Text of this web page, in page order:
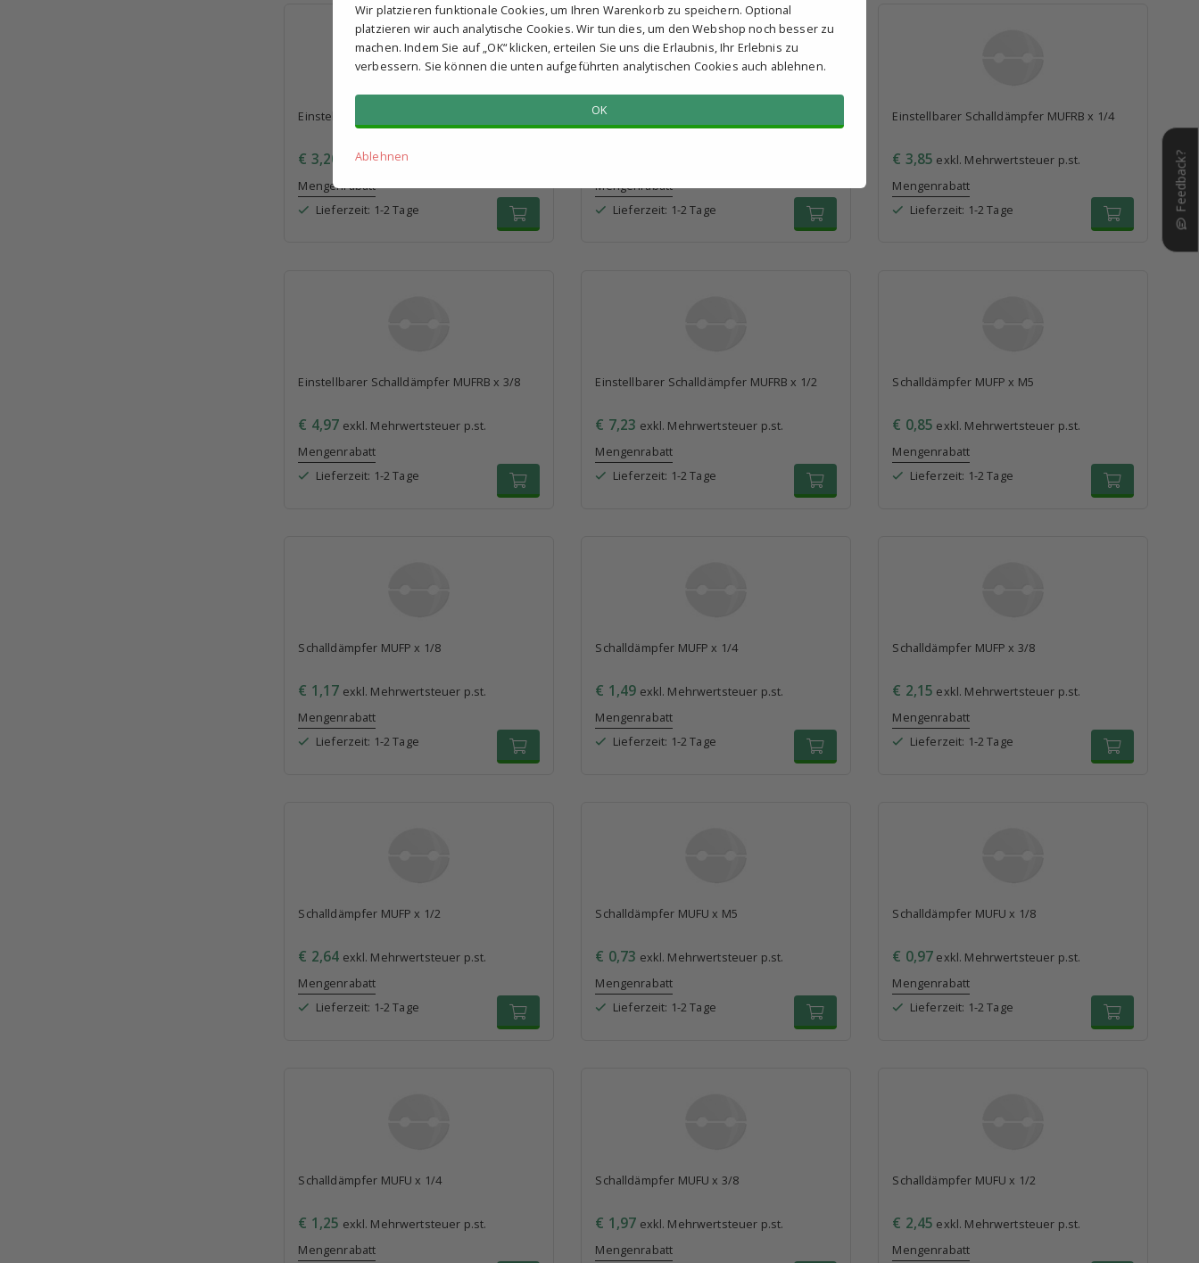
Einstellbarer Schalldämpfer MUFRB x M6
€ 3,20
exkl. Mehrwertsteuer p.st.
Mengenrabatt
Lieferzeit: 1-2 Tage
Einstellbarer Schalldämpfer MUFRB x 1/8
Mengenrabatt
Lieferzeit: 1-2 Tage
Einstellbarer Schalldämpfer MUFRB x 1/4
€ 3,85 exkl. Mehrwertsteuer p.st.
Mengenrabatt
Lieferzeit: 1-2 Tage
Einstellbarer Schalldämpfer MUFRB x 3/8
€ 4,97 exkl. Mehrwertsteuer p.st.
Mengenrabatt
Lieferzeit: 1-2 Tage
Einstellbarer Schalldämpfer MUFRB x 1/2
€ 7,23 exkl. Mehrwertsteuer p.st.
Mengenrabatt
Lieferzeit: 1-2 Tage
Schalldämpfer MUFP x M5
€ 0,85 exkl. Mehrwertsteuer p.st.
Mengenrabatt
Lieferzeit: 1-2 Tage
Schalldämpfer MUFP x 1/8
€ 1,17 exkl. Mehrwertsteuer p.st.
Mengenrabatt
Lieferzeit: 1-2 Tage
Schalldämpfer MUFP x 1/4
€ 1,49 exkl. Mehrwertsteuer p.st.
Mengenrabatt
Lieferzeit: 1-2 Tage
Schalldämpfer MUFP x 3/8
€ 2,15 exkl. Mehrwertsteuer p.st.
Mengenrabatt
Lieferzeit: 1-2 Tage
Schalldämpfer MUFP x 1/2
€ 2,64 exkl. Mehrwertsteuer p.st.
Mengenrabatt
Lieferzeit: 1-2 Tage
Schalldämpfer MUFU x M5
€ 0,73 exkl. Mehrwertsteuer p.st.
Mengenrabatt
Lieferzeit: 1-2 Tage
Schalldämpfer MUFU x 1/8
€ 0,97 exkl. Mehrwertsteuer p.st.
Mengenrabatt
Lieferzeit: 1-2 Tage
Schalldämpfer MUFU x 1/4
€ 1,25 exkl. Mehrwertsteuer p.st.
Mengenrabatt
Schalldämpfer MUFU x 3/8
€ 1,97 exkl. Mehrwertsteuer p.st.
Mengenrabatt
Schalldämpfer MUFU x 1/2
€ 2,45 exkl. Mehrwertsteuer p.st.
Mengenrabatt
Wir platzieren funktionale Cookies, um Ihren Warenkorb zu speichern. Optional
platzieren wir auch analytische Cookies. Wir tun dies, um den Webshop noch besser zu
machen. Indem Sie auf „OK“ klicken, erteilen Sie uns die Erlaubnis, Ihr Erlebnis zu
verbessern. Sie können die unten aufgeführten analytischen Cookies auch ablehnen.
OK
Ablehnen Feedback?